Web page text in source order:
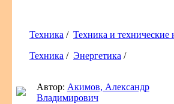
Техника / Техника и технические
Техника / Энергетика /
Автор: Акимов, Александр
Владимирович